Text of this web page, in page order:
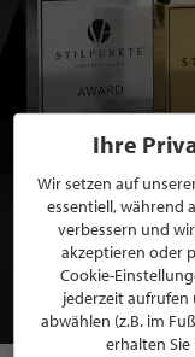
Ihre
Wir setzen auf
essentiell, während
verbessern und
akzeptieren oder
Cookie-
jederzeit aufrufen
abwählen (z.B. im
erhalten